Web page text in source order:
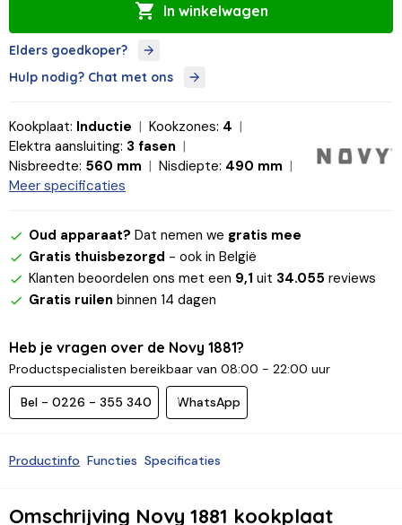
In winkelwagen
Elders goedkoper?
Hulp nodig? Chat met ons
Kookplaat: Inductie Kookzones: 4
Elektra aansluiting: 3 fasen
Nisbreedte: 560 mm Nisdiepte: 490 mm
Meer specificaties
Oud apparaat? Dat nemen we gratis mee
Gratis thuisbezorgd - ook in België
Klanten beoordelen ons met een 9,1 uit 34.055 reviews
Gratis ruilen binnen 14 dagen
Heb je vragen over de Novy 1881?
Productspecialisten bereikbaar van 08:00 - 22:00 uur
Bel - 0226 - 355 340 WhatsApp
Productinfo Functies Specificaties
Omschrijving Novy 1881 kookplaat